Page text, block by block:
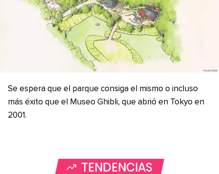
Se espera que el parque consiga el mismo o incluso
más éxito que el Museo Ghibli, que abrió en Tokyo en
2001.
TENDENCIAS